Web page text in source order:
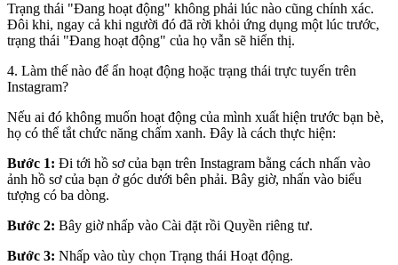
Trạng thái "Đang hoạt động" không phải lúc nào cũng chính xác.
Đôi khi, ngay cả khi người đó đã rời khỏi ứng dụng một lúc trước,
trạng thái "Đang hoạt động" của họ vẫn sẽ hiển thị.
4. Làm thế nào để ẩn hoạt động hoặc trạng thái trực tuyến trên
Instagram?
Nếu ai đó không muốn hoạt động của mình xuất hiện trước bạn bè,
họ có thể tắt chức năng chấm xanh. Đây là cách thực hiện:
Bước 1: Đi tới hồ sơ của bạn trên Instagram bằng cách nhấn vào
ảnh hồ sơ của bạn ở góc dưới bên phải. Bây giờ, nhấn vào biểu
tượng có ba dòng.
Bước 2: Bây giờ nhấp vào Cài đặt rồi Quyền riêng tư.
Bước 3: Nhấp vào tùy chọn Trạng thái Hoạt động.